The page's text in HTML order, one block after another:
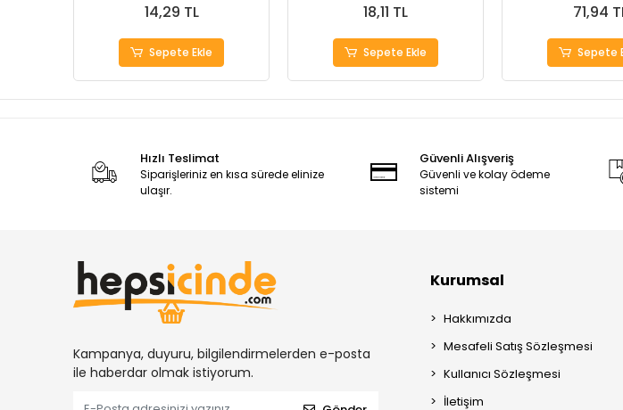
14,29 TL
Sepete Ekle
18,11 TL
Sepete Ekle
71,94
Sepete
Hızlı Teslimat
Siparişleriniz en kısa sürede elinize
ulaşır.
Güvenli Alışveriş
Güvenli ve kolay ödeme
sistemi
Kampanya, duyuru, bilgilendirmelerden e-posta
ile haberdar olmak istiyorum.
Kurumsal
Hakkımızda
Mesafeli Satış Sözleşmesi
Kullanıcı Sözleşmesi
İletişim